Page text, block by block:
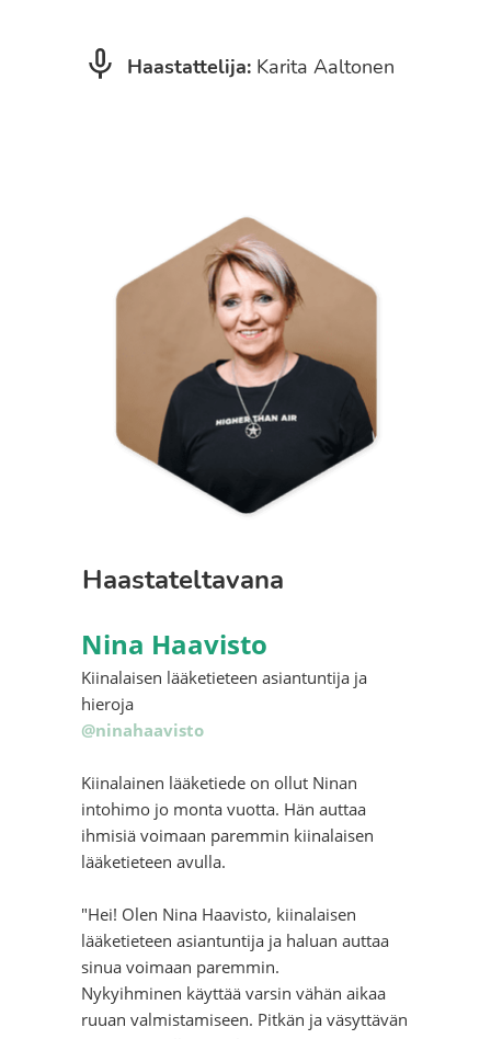
Haastattelija: Karita Aaltonen
Haastateltavana
Nina Haavisto
Kiinalaisen lääketieteen asiantuntija ja
hieroja
@ninahaavisto
Kiinalainen lääketiede on ollut Ninan
intohimo jo monta vuotta. Hän auttaa
ihmisiä voimaan paremmin kiinalaisen
lääketieteen avulla.
"Hei! Olen Nina Haavisto, kiinalaisen
lääketieteen asiantuntija ja haluan auttaa
sinua voimaan paremmin.
Nykyihminen käyttää varsin vähän aikaa
ruuan valmistamiseen. Pitkän ja väsyttävän